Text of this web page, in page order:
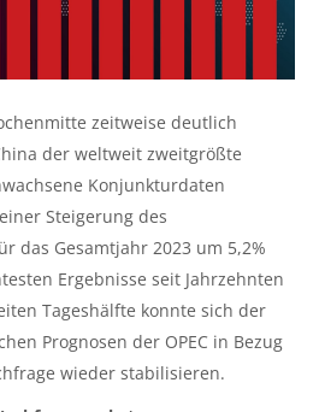
zeitweise deutlich
der weltweit zweitgrößte
Konjunkturdaten
Steigerung des
das Gesamtjahr 2023 um 5,2%
Ergebnisse seit Jahrzehnten
Tageshälfte konnte sich der
Prognosen der OPEC in Bezug
wieder stabilisieren.